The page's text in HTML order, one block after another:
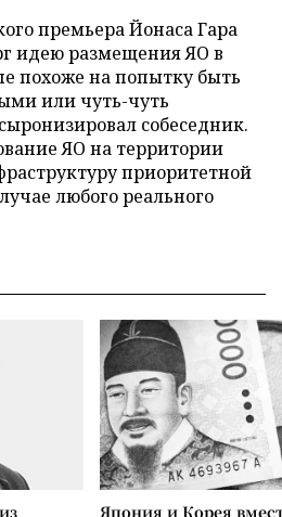
премьера Йонаса Гара
идею размещения ЯО в
похоже на попытку быть
или чуть-чуть
собеседник.
ЯО на территории
приоритетной
любого реального
Япония и Корея